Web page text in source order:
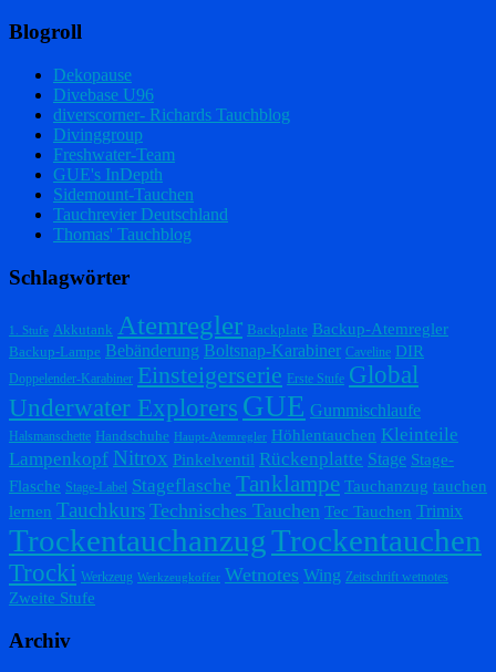
Blogroll
Dekopause
Divebase U96
diverscorner- Richards Tauchblog
Divinggroup
Freshwater-Team
GUE's InDepth
Sidemount-Tauchen
Tauchrevier Deutschland
Thomas' Tauchblog
Schlagwörter
1. Stufe Akkutank Atemregler Backplate Backup-Atemregler
Backup-Lampe Bebänderung Boltsnap-Karabiner Caveline DIR
Doppelender-Karabiner Einsteigerserie Erste Stufe Global
Underwater Explorers GUE Gummischlaufe
Halsmanschette Handschuhe Haupt-Atemregler Höhlentauchen Kleinteile
Lampenkopf Nitrox Pinkelventil Rückenplatte Stage Stage-
Flasche Stage-Label Stageflasche Tanklampe Tauchanzug tauchen
lernen Tauchkurs Technisches Tauchen Tec Tauchen Trimix
TrockentauchanzugTrockentauchen
Trocki Werkzeug Werkzeugkoffer Wetnotes Wing Zeitschrift wetnotes
Zweite Stufe
Archiv